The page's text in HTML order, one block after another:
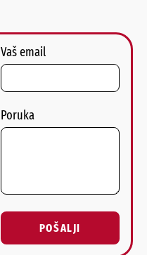
Vaš email
Poruka
POŠALJI